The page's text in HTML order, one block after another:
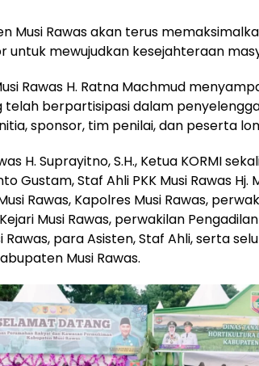
Musi Rawas akan terus
untuk mewujudkan kesejahteraan
Rawas H. Ratna Machmud
telah berpartisipasi dalam
sponsor, tim penilai, dan peserta
H. Suprayitno, S.H., Ketua KORMI
Gustam, Staf Ahli PKK Musi Rawas
Rawas, Kapolres Musi Rawas,
Musi Rawas, perwakilan
Rawas, para Asisten, Staf Ahli, serta
Musi Rawas.